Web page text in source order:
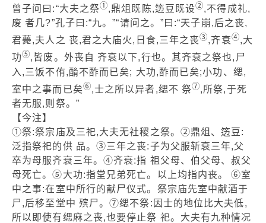
曾子问曰:“大夫之祭①,鼎俎既陈,笾豆既设②,不得成礼,
废 者几?”孔子曰:“九。”“请问之。”曰:“天子崩,后之丧,
君薨,夫人之 丧,君之大庙火,日食,三年之丧③,齐衰④,大
功⑤,皆废。外丧自 齐衰以下,行也。其齐衰之祭也,尸
入,三饭不侑,酳不酢而已矣; 大功,酢而已矣;小功、缌,
室中之事而已矣⑥,士之所以异者,缌不 祭⑦,所祭,于死
者无服,则祭。”
【今注】
①祭:祭宗庙及三祀,大夫无社稷之祭。②鼎俎、笾豆:
泛指祭祀的供 品。③三年之丧:子为父服斩衰三年,父
卒为母服齐衰三年。④齐衰:指 祖父母、伯父母、叔父
母死亡。⑤大功:指堂兄弟死亡。以上均指内丧。 ⑥室
中之事:在室中所行的献尸仪式。祭宗庙先室中献酒于
尸,后移至堂中 殡尸。⑦缌不祭:因士的地位比大夫低,
所以即使有缌麻之丧,也要停止祭 祀。大夫有九种情况